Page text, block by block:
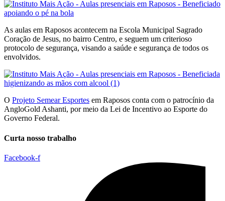
As aulas em Raposos acontecem na Escola Municipal Sagrado
Coração de Jesus, no bairro Centro, e seguem um criterioso
protocolo de segurança, visando a saúde e segurança de todos os
envolvidos.
O Projeto Semear Esportes em Raposos conta com o patrocínio da
AngloGold Ashanti, por meio da Lei de Incentivo ao Esporte do
Governo Federal.
Curta nosso trabalho
Facebook-f